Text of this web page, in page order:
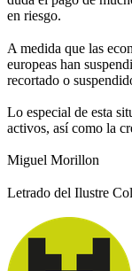
en riesgo.
A medida que las
europeas han
recortado o
Lo especial de esta
activos, así como la
Miguel Morillon
Letrado del Ilustre